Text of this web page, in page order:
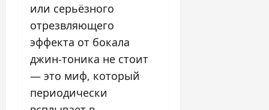
или серьёзного
отрезвляющего
эффекта от бокала
джин-тоника не стоит
— это миф, который
периодически